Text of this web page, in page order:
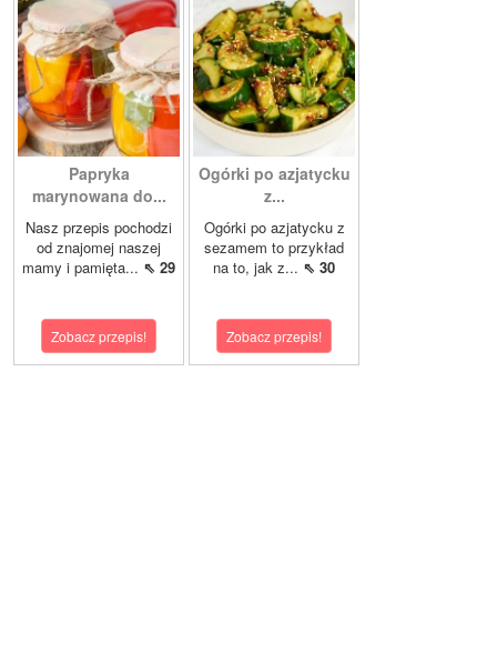
Papryka
marynowana do...
Nasz przepis pochodzi
od znajomej naszej
mamy i pamięta... ⇖ 29
Zobacz przepis!
Ogórki po azjatycku
z...
Ogórki po azjatycku z
sezamem to przykład
na to, jak z... ⇖ 30
Zobacz przepis!